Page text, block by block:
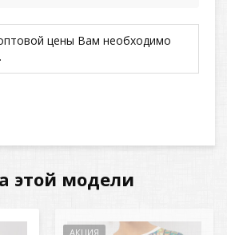
цены Вам необходимо
.
этой модели
АКЦИЯ